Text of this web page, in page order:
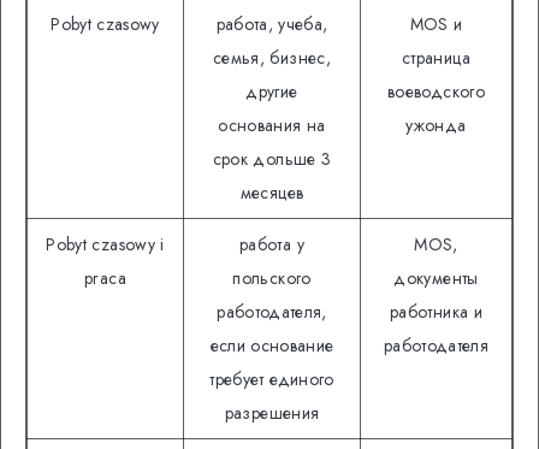
Pobyt czasowy
работа, учеба,
семья, бизнес,
другие
основания на
срок дольше 3
месяцев
MOS и
страница
воеводского
ужонда
Pobyt czasowy i
praca
работа у
польского
работодателя,
если основание
требует единого
разрешения
MOS,
документы
работника и
работодателя